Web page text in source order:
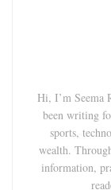
Hi, I’m Seema
been writing
sports,
wealth.
information,